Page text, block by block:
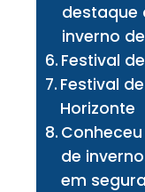
destaque
inverno
Festival
Festival
Horizonte
de
em